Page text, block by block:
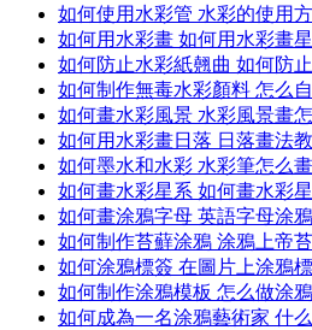
如何使用水彩管 水彩的使用
如何用水彩畫 如何用水彩畫
如何防止水彩紙翹曲 如何防
如何制作無毒水彩顏料 怎么
如何畫水彩風景 水彩風景畫
如何用水彩畫日落 日落畫法
如何墨水和水彩 水彩筆怎么
如何畫水彩星系 如何畫水彩
如何畫涂鴉字母 英語字母涂
如何制作苔蘚涂鴉 涂鴉上帝
如何涂鴉標簽 在圖片上涂鴉
如何制作涂鴉模板 怎么做涂
如何成為一名涂鴉藝術家 什